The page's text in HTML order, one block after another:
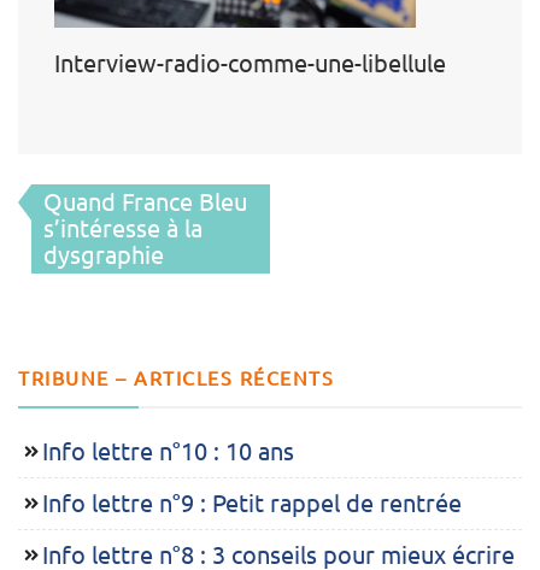
Interview-radio-comme-une-libellule
Navigation
de
l’article
Quand France Bleu
s’intéresse à la
dysgraphie
TRIBUNE – ARTICLES RÉCENTS
Info lettre n°10 : 10 ans
Info lettre n°9 : Petit rappel de rentrée
Info lettre n°8 : 3 conseils pour mieux écrire